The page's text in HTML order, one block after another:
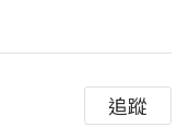
追蹤